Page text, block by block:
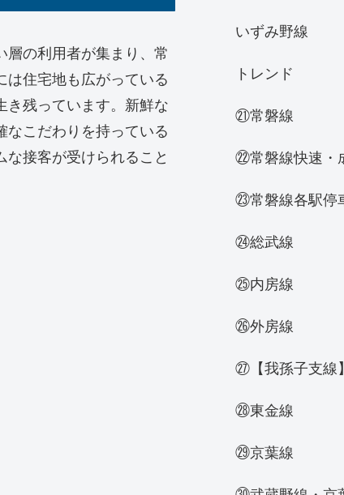
層の利用者が集まり、常
は住宅地も広がっている
き残っています。新鮮な
なこだわりを持っている
接客が受けられること
いずみ野線
トレンド
㉑常磐線
㉒常磐線快速・
㉓常磐線各駅停
㉔総武線
㉕内房線
㉖外房線
㉗【我孫子支線】
㉘東金線
㉙京葉線